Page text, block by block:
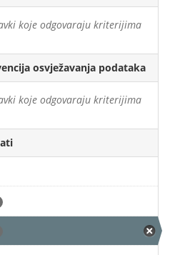
koje odgovaraju kriterijima
osvježavanja podataka
koje odgovaraju kriterijima